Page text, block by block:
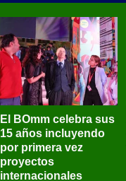
El BOmm celebra sus
15 años incluyendo
por primera vez
proyectos
internacionales